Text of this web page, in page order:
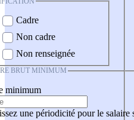
Cadre
Non cadre
Non renseignée
BRUT MINIMUM
minimum
une périodicité pour le salaire